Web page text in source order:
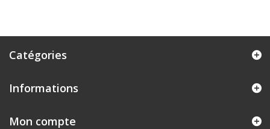
Catégories
Informations
Mon compte